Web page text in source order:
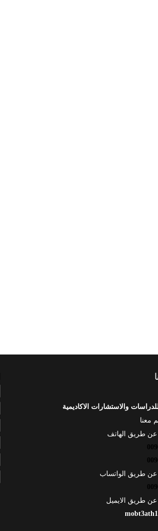
والاستشارات الاكاديمية
معنا
عن طريق الهاتف
عن طريق الواتساب
عن طريق الايميل